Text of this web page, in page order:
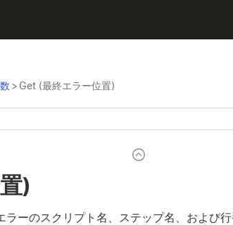
> Get (最終エラー位置)
)
ーのスクリプト名、ステップ名、および行